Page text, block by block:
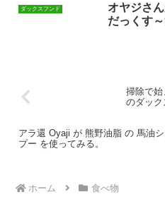
ダックスフンド
オヤジさ
だっくす
掃除で始
のダック
アラ還 Oyaji が 熊野油脂 の 馬油
プー を使ってみる。
ホーム 食べ物